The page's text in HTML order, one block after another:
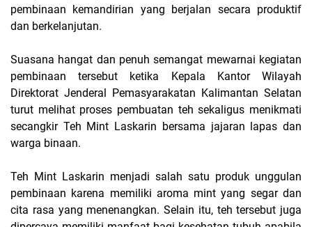
pembinaan kemandirian yang berjalan secara produktif
dan berkelanjutan.
Suasana hangat dan penuh semangat mewarnai kegiatan
pembinaan tersebut ketika Kepala Kantor Wilayah
Direktorat Jenderal Pemasyarakatan Kalimantan Selatan
turut melihat proses pembuatan teh sekaligus menikmati
secangkir Teh Mint Laskarin bersama jajaran lapas dan
warga binaan.
Teh Mint Laskarin menjadi salah satu produk unggulan
pembinaan karena memiliki aroma mint yang segar dan
cita rasa yang menenangkan. Selain itu, teh tersebut juga